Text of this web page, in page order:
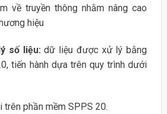
về truyền thông nhằm nâng cao
hiệu
số liệu: dữ liệu được xử lý bằng
tiến hành dựa trên quy trình dưới
trên phần mềm SPPS 20.